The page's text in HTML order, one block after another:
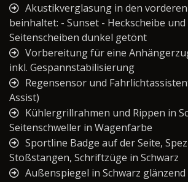
Akustikverglasung in den
beinhaltet: - Sunset - Heckscheibe
Seitenscheiben dunkel getönt
Vorbereitung für eine
inkl. Gespannstabilisierung
Regensensor und
Assist)
Kühlergrillrahmen und Rippen in
Seitenschweller in Wagenfarbe
Sportline Badge auf der Seite,
Stoßstangen, Schriftzüge in Schwarz
Außenspiegel in Schwarz